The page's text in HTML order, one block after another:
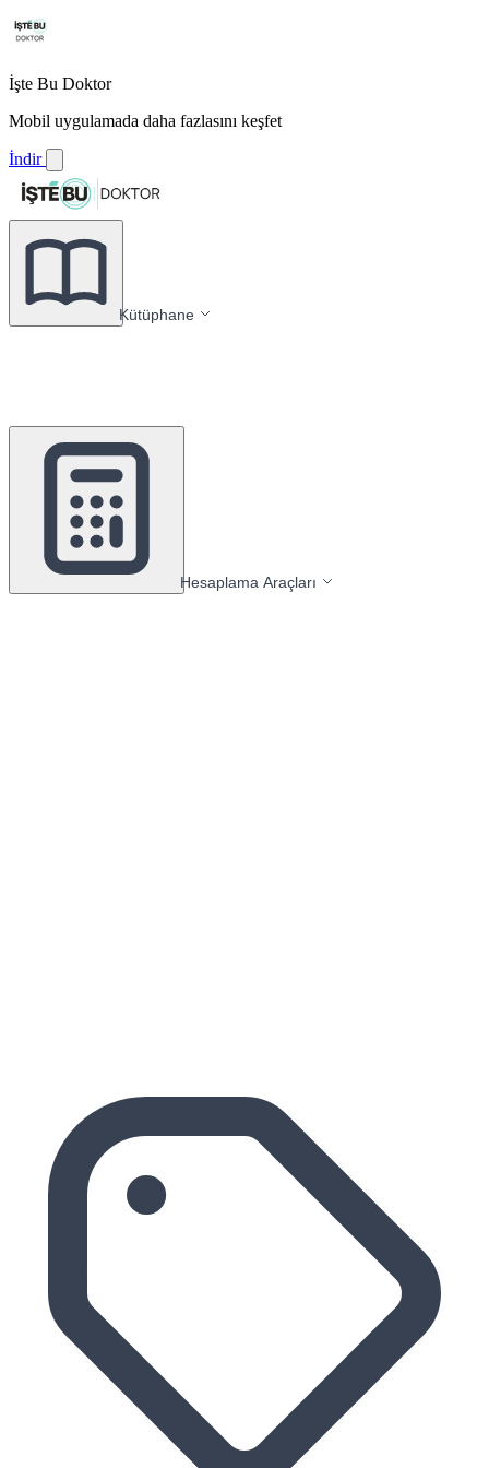
İşte Bu Doktor
Mobil uygulamada daha fazlasını keşfet
İndir
Kütüphane
Hesaplama Araçları